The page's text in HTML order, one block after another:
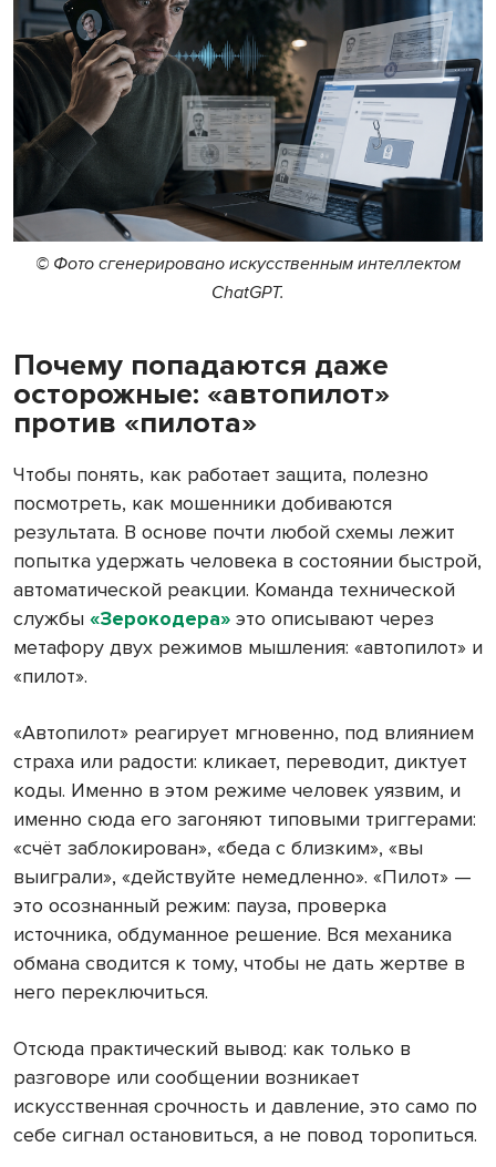
© Фото сгенерировано искусственным интеллектом
ChatGPT.
Почему попадаются даже
осторожные: «автопилот»
против «пилота»
Чтобы понять, как работает защита, полезно
посмотреть, как мошенники добиваются
результата. В основе почти любой схемы лежит
попытка удержать человека в состоянии быстрой,
автоматической реакции. Команда технической
службы «Зерокодера» это описывают через
метафору двух режимов мышления: «автопилот» и
«пилот».
«Автопилот» реагирует мгновенно, под влиянием
страха или радости: кликает, переводит, диктует
коды. Именно в этом режиме человек уязвим, и
именно сюда его загоняют типовыми триггерами:
«счёт заблокирован», «беда с близким», «вы
выиграли», «действуйте немедленно». «Пилот» —
это осознанный режим: пауза, проверка
источника, обдуманное решение. Вся механика
обмана сводится к тому, чтобы не дать жертве в
него переключиться.
Отсюда практический вывод: как только в
разговоре или сообщении возникает
искусственная срочность и давление, это само по
себе сигнал остановиться, а не повод торопиться.